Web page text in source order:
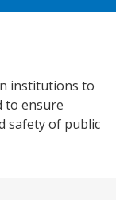
institutions to
to ensure
safety of public